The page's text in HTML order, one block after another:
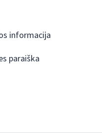
informacija
paraiška